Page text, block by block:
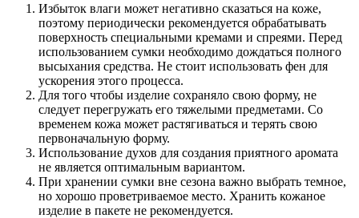
Избыток влаги может негативно сказаться на коже,
поэтому периодически рекомендуется обрабатывать
поверхность специальными кремами и спреями. Перед
использованием сумки необходимо дождаться полного
высыхания средства. Не стоит использовать фен для
ускорения этого процесса.
Для того чтобы изделие сохраняло свою форму, не
следует перегружать его тяжелыми предметами. Со
временем кожа может растягиваться и терять свою
первоначальную форму.
Использование духов для создания приятного аромата
не является оптимальным вариантом.
При хранении сумки вне сезона важно выбрать темное,
но хорошо проветриваемое место. Хранить кожаное
изделие в пакете не рекомендуется.